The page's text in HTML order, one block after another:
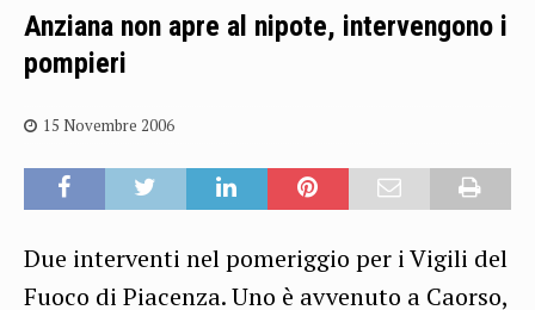
Anziana non apre al nipote, intervengono i
pompieri
15 Novembre 2006
Due interventi nel pomeriggio per i Vigili del
Fuoco di Piacenza. Uno è avvenuto a Caorso,